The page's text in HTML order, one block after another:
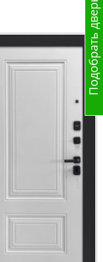
Подобрать дверь